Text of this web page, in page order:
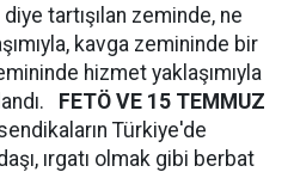
tartışılan zeminde, ne
kavga zemininde bir
hizmet yaklaşımıyla
FETÖ VE 15 TEMMUZ
Türkiye'de
ırgatı olmak gibi berbat